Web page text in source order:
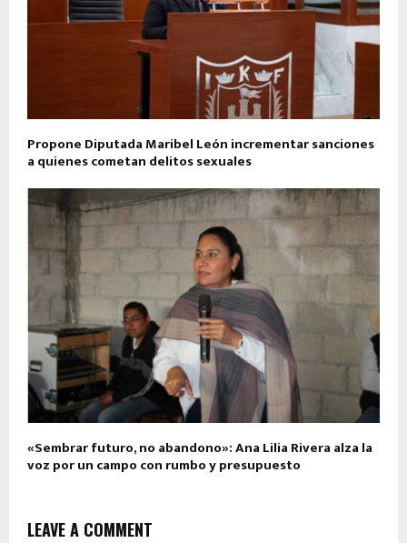
Propone Diputada Maribel León incrementar sanciones
a quienes cometan delitos sexuales
«Sembrar futuro, no abandono»: Ana Lilia Rivera alza la
voz por un campo con rumbo y presupuesto
LEAVE A COMMENT